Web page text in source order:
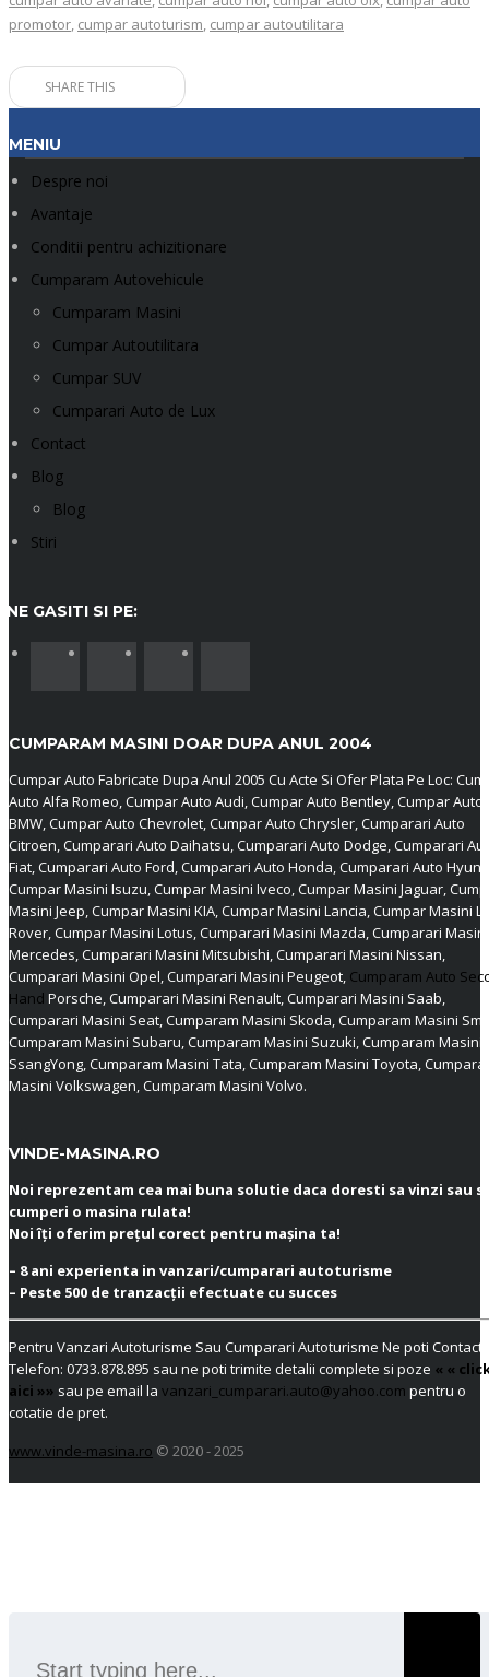
promotor, cumpar autoturism, cumpar autoutilitara
SHARE THIS
MENIU
Despre noi
Avantaje
Conditii pentru achizitionare
Cumparam Autovehicule
Cumparam Masini
Cumpar Autoutilitara
Cumpar SUV
Cumparari Auto de Lux
Contact
Blog
Blog
Stiri
NE GASITI SI PE:
CUMPARAM MASINI DOAR DUPA ANUL 2004
Cumpar Auto Fabricate Dupa Anul 2005 Cu Acte Si Ofer Plata Pe Loc:
Auto Alfa Romeo, Cumpar Auto Audi, Cumpar Auto Bentley, Cumpar Auto
BMW, Cumpar Auto Chevrolet, Cumpar Auto Chrysler, Cumparari Auto
Citroen, Cumparari Auto Daihatsu, Cumparari Auto Dodge, Cumparari
Fiat, Cumparari Auto Ford, Cumparari Auto Honda, Cumparari Auto
Cumpar Masini Isuzu, Cumpar Masini Iveco, Cumpar Masini Jaguar,
Masini Jeep, Cumpar Masini KIA, Cumpar Masini Lancia, Cumpar Masini
Rover, Cumpar Masini Lotus, Cumparari Masini Mazda, Cumparari Masini
Mercedes, Cumparari Masini Mitsubishi, Cumparari Masini Nissan,
Cumparari Masini Opel, Cumparari Masini Peugeot, Cumparam Auto
Hand Porsche, Cumparari Masini Renault, Cumparari Masini Saab,
Cumparari Masini Seat, Cumparam Masini Skoda, Cumparam Masini
Cumparam Masini Subaru, Cumparam Masini Suzuki, Cumparam Masini
SsangYong, Cumparam Masini Tata, Cumparam Masini Toyota,
Masini Volkswagen, Cumparam Masini Volvo.
VINDE-MASINA.RO
Noi reprezentam cea mai buna solutie daca doresti sa vinzi sau
cumperi o masina rulata!
Noi îți oferim prețul corect pentru mașina ta!
– 8 ani experienta in vanzari/cumparari autoturisme
– Peste 500 de tranzacții efectuate cu succes
Pentru Vanzari Autoturisme Sau Cumparari Autoturisme Ne poti
Telefon: 0733.878.895 sau ne poti trimite detalii complete si poze « «
aici »» sau pe email la vanzari_cumparari.auto@yahoo.com pentru o
cotatie de pret.
www.vinde-masina.ro © 2020 - 2025